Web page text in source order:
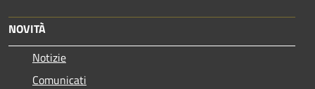
NOVITÀ
Notizie
Comunicati